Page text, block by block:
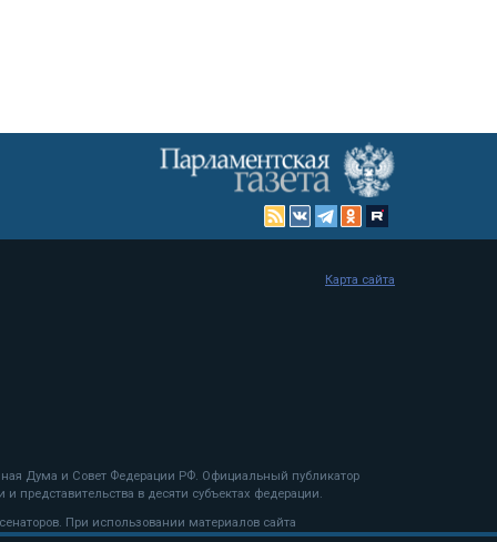
Дума и Совет Федерации РФ. Официальный публикатор
представительства в десяти субъектах федерации.
При использовании материалов сайта
Карта сайта